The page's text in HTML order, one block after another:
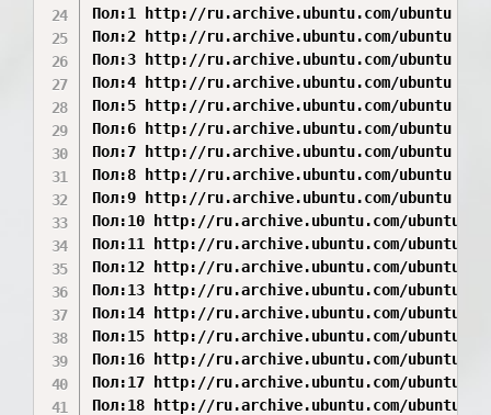
Пол:1 http://ru.archive.ubuntu.com/ubuntu
Пол:2 http://ru.archive.ubuntu.com/ubuntu
Пол:3 http://ru.archive.ubuntu.com/ubuntu
Пол:4 http://ru.archive.ubuntu.com/ubuntu
Пол:5 http://ru.archive.ubuntu.com/ubuntu
Пол:6 http://ru.archive.ubuntu.com/ubuntu
Пол:7 http://ru.archive.ubuntu.com/ubuntu
Пол:8 http://ru.archive.ubuntu.com/ubuntu
Пол:9 http://ru.archive.ubuntu.com/ubuntu
Пол:10 http://ru.archive.ubuntu.com/ubuntu
Пол:11 http://ru.archive.ubuntu.com/ubuntu
Пол:12 http://ru.archive.ubuntu.com/ubuntu
Пол:13 http://ru.archive.ubuntu.com/ubuntu
Пол:14 http://ru.archive.ubuntu.com/ubuntu
Пол:15 http://ru.archive.ubuntu.com/ubuntu
Пол:16 http://ru.archive.ubuntu.com/ubuntu
Пол:17 http://ru.archive.ubuntu.com/ubuntu
Пол:18 http://ru.archive.ubuntu.com/ubuntu